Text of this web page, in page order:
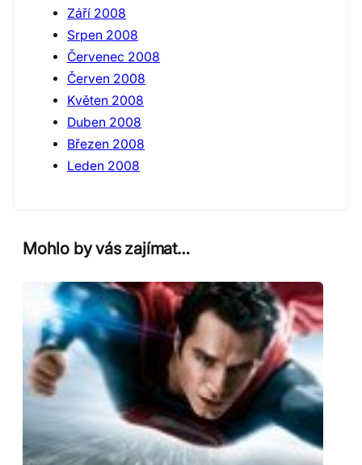
Září 2008
Srpen 2008
Červenec 2008
Červen 2008
Květen 2008
Duben 2008
Březen 2008
Leden 2008
Mohlo by vás zajímat…